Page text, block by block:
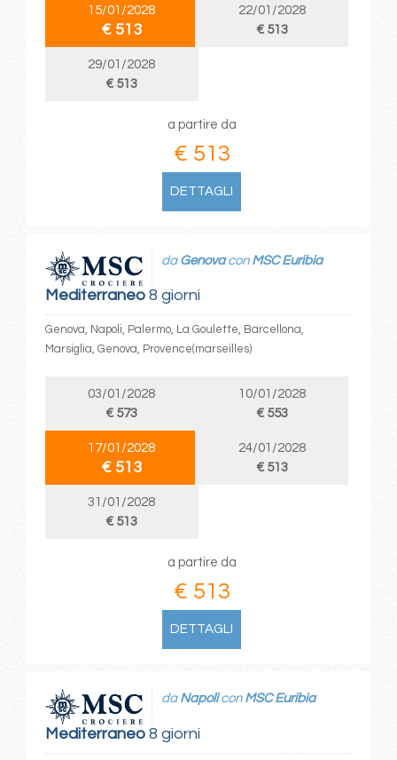
15/01/2028
€ 513
22/01/2028
€ 513
29/01/2028
€ 513
a partire da
€ 513
DETTAGLI
Mediterraneo8 giorni
da Genovacon MSC Euribia
Genova, Napoli, Palermo, La Goulette, Barcellona,
Marsiglia, Genova, Provence(marseilles)
03/01/2028
€ 573
10/01/2028
€ 553
17/01/2028
€ 513
24/01/2028
€ 513
31/01/2028
€ 513
a partire da
€ 513
DETTAGLI
Mediterraneo8 giorni
da Napolicon MSC Euribia